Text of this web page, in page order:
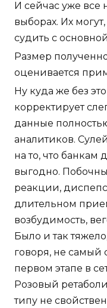
И сейчас уже все
выборах. Их
судить с
Размер
оценивается
Ну куда же без
корректирует
данные
аналитиков.
на то, что банкам
выгодно.
реакции,
длительном
возбудимость,
Было и так
говоря, не самый
первом этапе в
Розовый
типу не